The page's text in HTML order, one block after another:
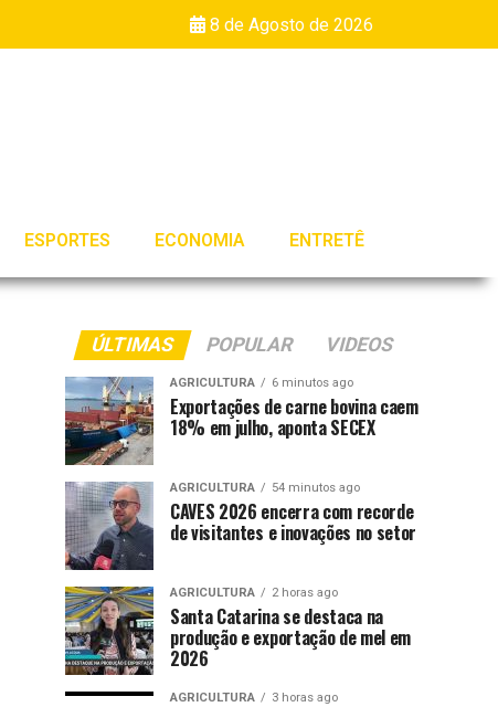
8 de Agosto de 2026
ESPORTES ECONOMIA ENTRETÊ
ÚLTIMAS POPULAR VIDEOS
AGRICULTURA 6 minutos ago
Exportações de carne bovina caem
18% em julho, aponta SECEX
AGRICULTURA 54 minutos ago
CAVES 2026 encerra com recorde
de visitantes e inovações no setor
AGRICULTURA 2 horas ago
Santa Catarina se destaca na
produção e exportação de mel em
2026
AGRICULTURA 3 horas ago